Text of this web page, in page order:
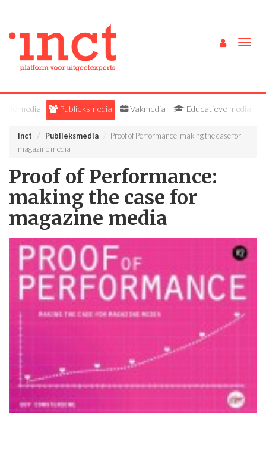
Alle media Publieksmedia Vakmedia Educatieve media
inct Publieksmedia
Proof of Performance: making the case for
magazine media
Proof of Performance:
making the case for
magazine media